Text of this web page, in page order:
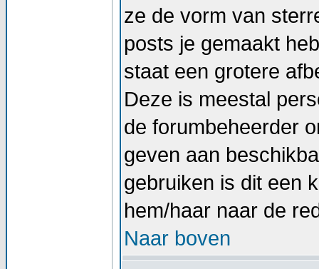
ze de vorm van
posts je gemaakt
staat een grotere
Deze is meestal
de forumbeheerder
geven aan
gebruiken is dit een
hem/haar naar de
Naar boven